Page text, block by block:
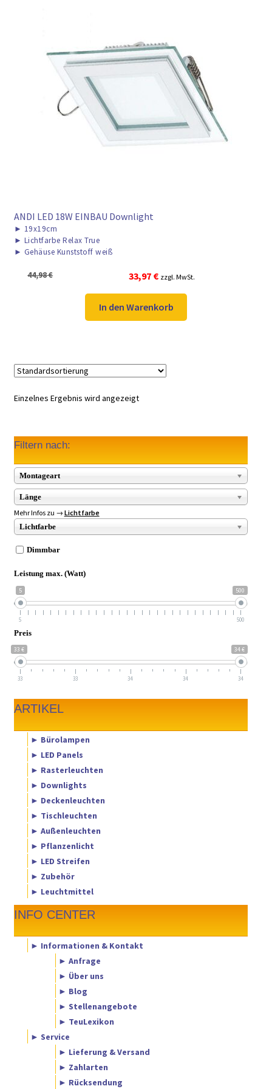
ANDI LED 18W EINBAU Downlight
► 19x19cm
► Lichtfarbe Relax True
► Gehäuse Kunststoff weiß
44,98€
Ursprünglicher
Preis
war:
44,98 €
33,97 €Aktueller
Preis
ist:
33,97 €.
zzgl. MwSt.
In den Warenkorb
Einzelnes Ergebnis wird angezeigt
Filtern nach:
Montageart
Länge
Mehr Infos zu → Lichtfarbe
Lichtfarbe
Dimmbar
Leistung max. (Watt)
5 500
5 500
Preis
33 € 34 €
33 33 34 34 34
ARTIKEL
► Bürolampen
► LED Panels
► Rasterleuchten
► Downlights
► Deckenleuchten
► Tischleuchten
► Außenleuchten
► Pflanzenlicht
► LED Streifen
► Zubehör
► Leuchtmittel
INFO CENTER
► Informationen & Kontakt
► Anfrage
► Über uns
► Blog
► Stellenangebote
► TeuLexikon
► Service
► Lieferung & Versand
► Zahlarten
► Rücksendung